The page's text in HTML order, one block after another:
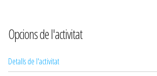
Opcions de l'activitat
Detalls de l'activitat